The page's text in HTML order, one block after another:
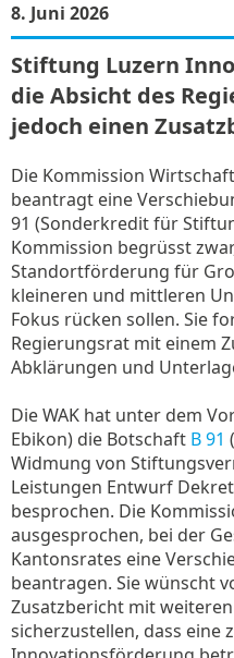
8. Juni 2026
Stiftung Luzern
die Absicht des
jedoch einen
Die Kommission
beantragt eine
91 (Sonderkredit für
Kommission begrüsst
Standortförderung für
kleineren und mittleren
Fokus rücken sollen. Sie
Regierungsrat mit einem
Abklärungen und
Die WAK hat unter dem
Ebikon) die Botschaft B 91
Widmung von
Leistungen Entwurf
besprochen. Die
ausgesprochen, bei der
Kantonsrates eine
beantragen. Sie wünscht
Zusatzbericht mit
sicherzustellen, dass eine